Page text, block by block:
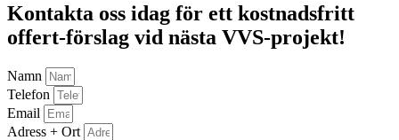
Kontakta oss idag för ett kostnadsfritt
offert-förslag vid nästa VVS-projekt!
Namn
Telefon
Email
Adress + Ort